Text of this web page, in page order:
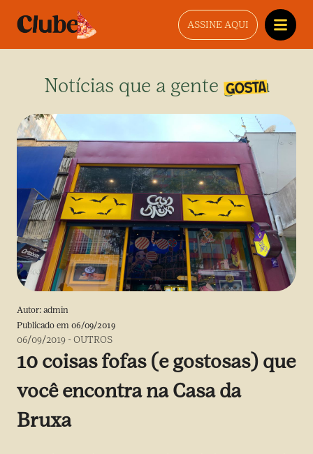
ASSINE AQUI
Notícias que a gente gosta
Autor: admin
Publicado em 06/09/2019
06/09/2019 -OUTROS
10 coisas fofas (e gostosas) que
você encontra na Casa da
Bruxa